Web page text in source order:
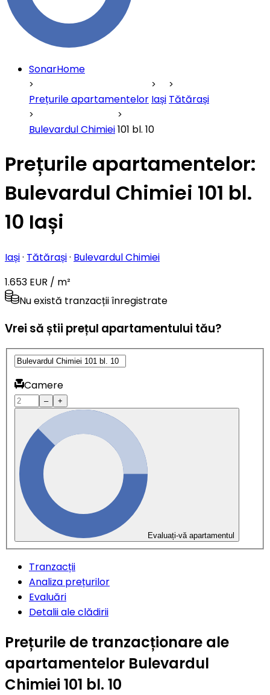
SonarHome
Prețurile apartamentelor Iași Tătărași
Bulevardul Chimiei101 bl. 10
Prețurile apartamentelor:
Bulevardul Chimiei 101 bl.
10 Iași
Iași· Tătărași· Bulevardul Chimiei
1.653 EUR / m²
Nu există tranzacții înregistrate
Vrei să știi prețul apartamentului tău?
Camere
– +
Evaluați-vă apartamentul
Tranzacții
Analiza prețurilor
Evaluări
Detalii ale clădirii
Prețurile de tranzacționare ale
apartamentelor Bulevardul
Chimiei 101 bl. 10